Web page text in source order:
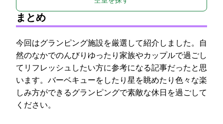
まとめ
今回はグランピング施設を厳選して紹介しました。自
然のなかでのんびりゆったり家族やカップルで過ごし
てリフレッシュしたい方に参考になる記事だったと思
います。バーベキューをしたり星を眺めたり色々な楽
しみ方ができるグランピングで素敵な休日を過ごして
ください。